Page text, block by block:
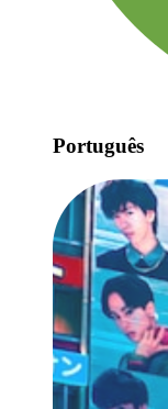
Português